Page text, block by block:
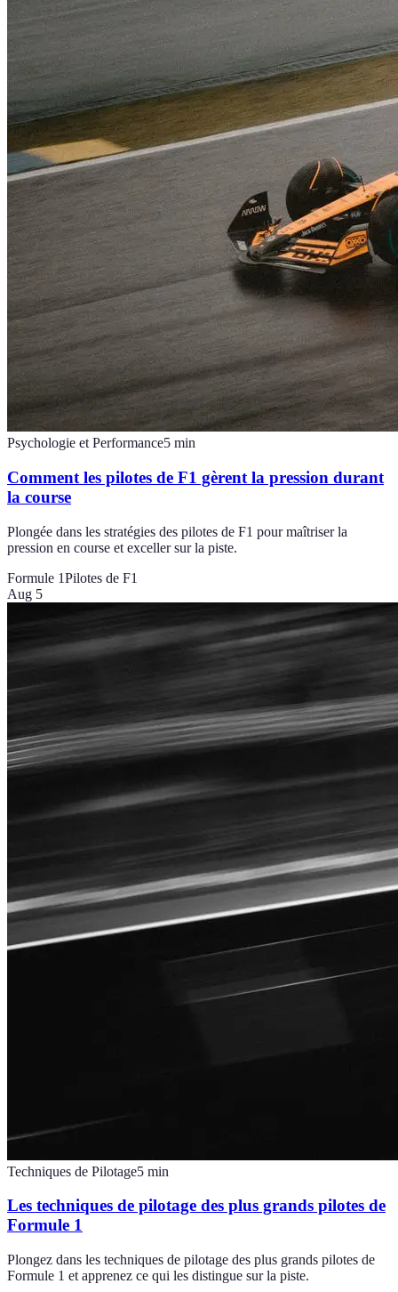
Psychologie et Performance5 min
Comment les pilotes de F1 gèrent la pression durant
la course
Plongée dans les stratégies des pilotes de F1 pour maîtriser la
pression en course et exceller sur la piste.
Formule 1Pilotes de F1
Aug 5
Techniques de Pilotage5 min
Les techniques de pilotage des plus grands pilotes de
Formule 1
Plongez dans les techniques de pilotage des plus grands pilotes de
Formule 1 et apprenez ce qui les distingue sur la piste.